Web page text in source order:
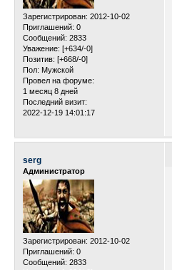
Зарегистрирован: 2012-10-02
Приглашений: 0
Сообщений: 2833
Уважение: [+634/-0]
Позитив: [+668/-0]
Пол: Мужской
Провел на форуме:
1 месяц 8 дней
Последний визит:
2022-12-19 14:01:17
serg
Администратор
Зарегистрирован: 2012-10-02
Приглашений: 0
Сообщений: 2833